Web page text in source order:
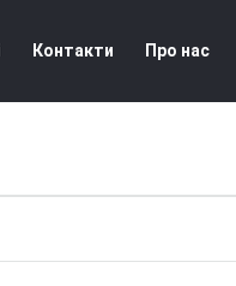
Контакти Про нас